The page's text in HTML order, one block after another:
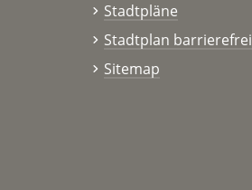
Stadtpläne
Stadtplan barrierefrei
Sitemap